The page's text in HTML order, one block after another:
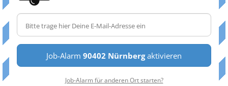
Job-Alarm 90402 Nürnbergaktivieren
Job-Alarm für anderen Ort starten?